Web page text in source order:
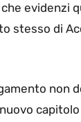
evidenzi
stesso di
non